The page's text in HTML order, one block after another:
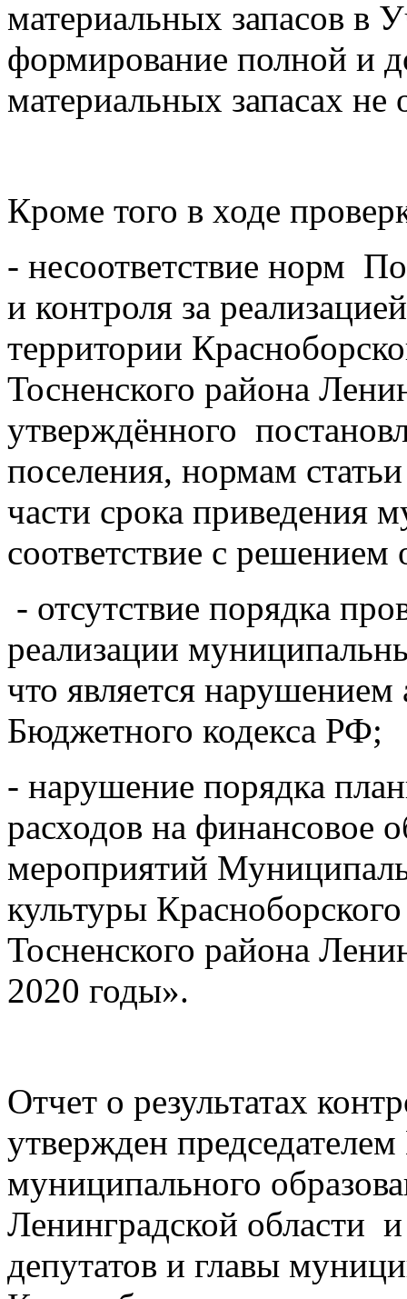
материальных запасов в
формирование полной и
материальных запасах не
Кроме того в ходе
- несоответствие норм
и контроля за
территории
Тосненского района
утверждённого
поселения, нормам
части срока приведения
соответствие с
- отсутствие порядка
реализации
что является нарушением
Бюджетного кодекса РФ;
- нарушение порядка
расходов на финансовое
мероприятий
культуры
Тосненского района
2020 годы».
Отчет о результатах
утвержден
муниципального
Ленинградской области и
депутатов и главы